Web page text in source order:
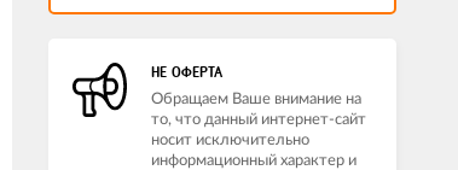
НЕ ОФЕРТА
Обращаем Ваше внимание на
то, что данный интернет-сайт
носит исключительно
информационный характер и